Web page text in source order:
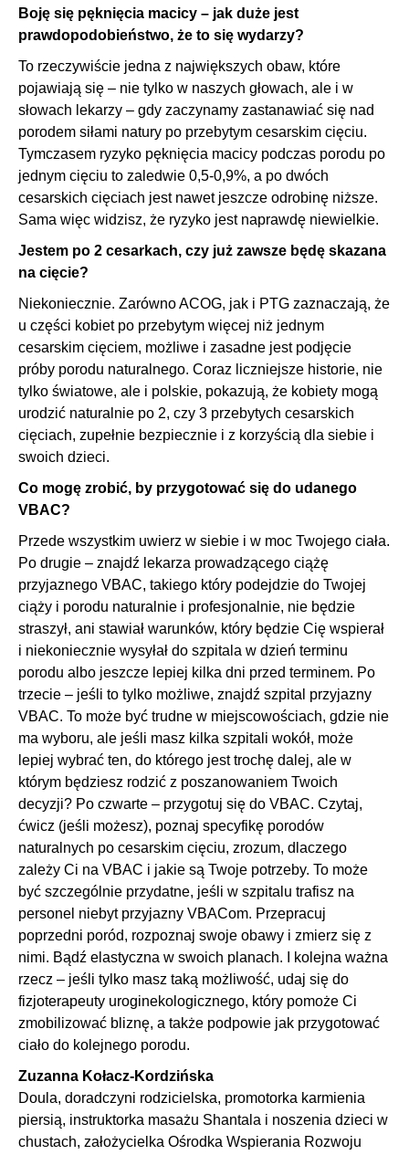
Boję się pęknięcia macicy – jak duże jest
prawdopodobieństwo, że to się wydarzy?
To rzeczywiście jedna z największych obaw, które
pojawiają się – nie tylko w naszych głowach, ale i w
słowach lekarzy – gdy zaczynamy zastanawiać się nad
porodem siłami natury po przebytym cesarskim cięciu.
Tymczasem ryzyko pęknięcia macicy podczas porodu po
jednym cięciu to zaledwie 0,5-0,9%, a po dwóch
cesarskich cięciach jest nawet jeszcze odrobinę niższe.
Sama więc widzisz, że ryzyko jest naprawdę niewielkie.
Jestem po 2 cesarkach, czy już zawsze będę skazana
na cięcie?
Niekoniecznie. Zarówno ACOG, jak i PTG zaznaczają, że
u części kobiet po przebytym więcej niż jednym
cesarskim cięciem, możliwe i zasadne jest podjęcie
próby porodu naturalnego. Coraz liczniejsze historie, nie
tylko światowe, ale i polskie, pokazują, że kobiety mogą
urodzić naturalnie po 2, czy 3 przebytych cesarskich
cięciach, zupełnie bezpiecznie i z korzyścią dla siebie i
swoich dzieci.
Co mogę zrobić, by przygotować się do udanego
VBAC?
Przede wszystkim uwierz w siebie i w moc Twojego ciała.
Po drugie – znajdź lekarza prowadzącego ciążę
przyjaznego VBAC, takiego który podejdzie do Twojej
ciąży i porodu naturalnie i profesjonalnie, nie będzie
straszył, ani stawiał warunków, który będzie Cię wspierał
i niekoniecznie wysyłał do szpitala w dzień terminu
porodu albo jeszcze lepiej kilka dni przed terminem. Po
trzecie – jeśli to tylko możliwe, znajdź szpital przyjazny
VBAC. To może być trudne w miejscowościach, gdzie nie
ma wyboru, ale jeśli masz kilka szpitali wokół, może
lepiej wybrać ten, do którego jest trochę dalej, ale w
którym będziesz rodzić z poszanowaniem Twoich
decyzji? Po czwarte – przygotuj się do VBAC. Czytaj,
ćwicz (jeśli możesz), poznaj specyfikę porodów
naturalnych po cesarskim cięciu, zrozum, dlaczego
zależy Ci na VBAC i jakie są Twoje potrzeby. To może
być szczególnie przydatne, jeśli w szpitalu trafisz na
personel niebyt przyjazny VBACom. Przepracuj
poprzedni poród, rozpoznaj swoje obawy i zmierz się z
nimi. Bądź elastyczna w swoich planach. I kolejna ważna
rzecz – jeśli tylko masz taką możliwość, udaj się do
fizjoterapeuty uroginekologicznego, który pomoże Ci
zmobilizować bliznę, a także podpowie jak przygotować
ciało do kolejnego porodu.
Zuzanna Kołacz-Kordzińska
Doula, doradczyni rodzicielska, promotorka karmienia
piersią, instruktorka masażu Shantala i noszenia dzieci w
chustach, założycielka Ośrodka Wspierania Rozwoju